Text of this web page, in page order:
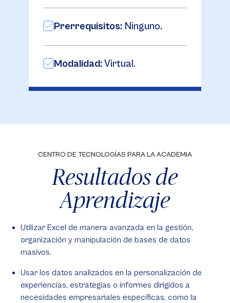
Prerrequisitos: Ninguno.
Modalidad:Virtual.
CENTRO DE TECNOLOGÍAS PARA LA ACADEMIA
Resultados de
Aprendizaje
Utilizar Excel de manera avanzada en la gestión,
organización y manipulación de bases de datos
masivos.
Usar los datos analizados en la personalización de
experiencias, estrategias o informes dirigidos a
necesidades empresariales específicas, como la